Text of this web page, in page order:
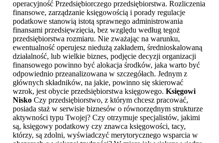
operacyjność Przedsiębiorczego przedsiębiorstwa. Rozliczenia
finansowe, zarządzanie księgowością i porady regulacje
podatkowe stanowią istotą sprawnego administrowania
finansami przedsięwzięcia, bez względu według tegoż
przedsiębiorstwa rozmiaru. Nie zważając na warunku,
ewentualność operujesz niedużą zakładem, średnioskalowaną
działalność, lub wielkie biznes, podjęcie decyzji organizacji
finansowego powinno być alokacja środków, jaka warto być
odpowiednio przeanalizowana w szczegółach. Jednym z
głównych składników, na jakie, powinno się skierować
wzrok, jest obycie przedsiębiorstwa księgowego. Księgowi
Nisko Czy przedsiębiorstwo, z którym chcesz pracować,
posiada staż w serwisie biznesów o równorzędnym strukturze
aktywności typu Twojej? Czy otrzymuje specjalistów, jakimi
są, księgowy podatkowy czy znawca księgowości, tacy,
którzy, są zdolni, wyświadczyć merytorycznego wsparcia w